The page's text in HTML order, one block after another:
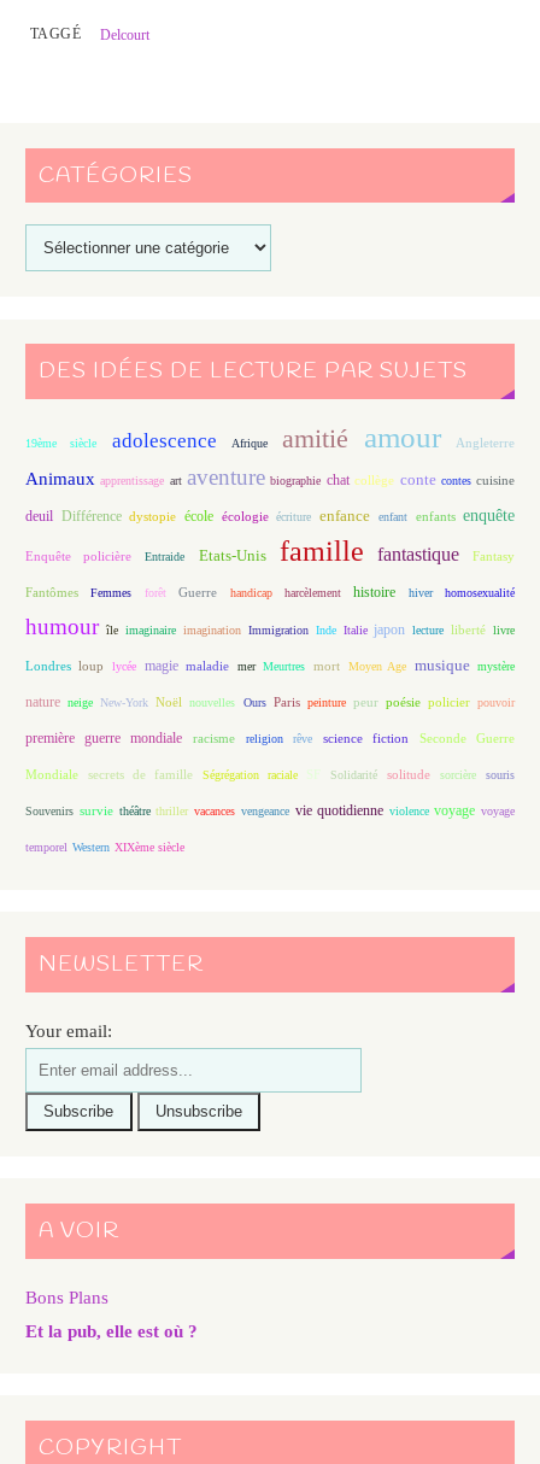
TAGGÉ Delcourt
CATÉGORIES
DES IDÉES DE LECTURE PAR SUJETS
19ème siècle adolescence Afrique amitié amour Angleterre
Animaux apprentissage art aventure biographie chat collège conte contes cuisine
deuil Différence dystopie école écologie écriture enfance enfant enfants enquête
Enquête policière Entraide Etats-Unis famille fantastique Fantasy
Fantômes Femmes forêt Guerre handicap harcèlement histoire hiver homosexualité
humour île imaginaire imagination Immigration Inde Italie japon lecture liberté livre
Londres loup lycée magie maladie mer Meurtres mort Moyen Age musique mystère
nature neige New-York Noël nouvelles Ours Paris peinture peur poésie policier pouvoir
première guerre mondiale racisme religion rêve science fiction Seconde Guerre
Mondiale secrets de famille Ségrégation raciale SF Solidarité solitude sorcière souris
Souvenirs survie théâtre thriller vacances vengeance vie quotidienne violence voyage voyage
temporel Western XIXème siècle
NEWSLETTER
Your email:
A VOIR
Bons Plans
Et la pub, elle est où ?
COPYRIGHT